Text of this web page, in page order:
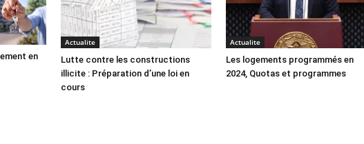
en
Actualite
Lutte contre les constructions
illicite : Préparation d’une loi en
cours
Actualite
Les logements programmés en
2024, Quotas et programmes